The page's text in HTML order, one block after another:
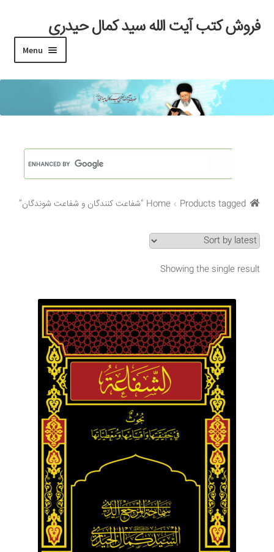
Skip
to
Skip
to
فروش کتب آیت الله سید کمال حیدری
Menu
خانه
#97 (بدون عنوان)
Checkout
My account
Search Results
Shop
برگه نمونه
برگه نمونه
تماس با ما
ثبت شکایات
حساب کاربری من
Home Products tagged “شفاعت کنندگان و شفاعت شوندگان”
Showing the single result